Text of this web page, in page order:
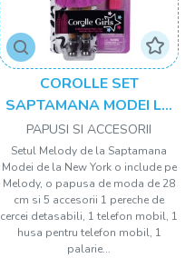
COROLLE SET
SAPTAMANA MODEI LA
NEW YORK PAPUSA
MELODY 28CM
PAPUSI SI ACCESORII
Setul Melody de la Saptamana
Modei de la New York o include pe
Melody, o papusa de moda de 28
cm si 5 accesorii 1 pereche de
cercei detasabili, 1 telefon mobil, 1
husa pentru telefon mobil, 1
palarie...